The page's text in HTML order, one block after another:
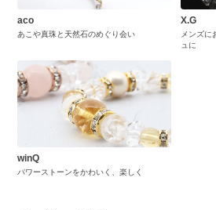
aco
あこや真珠と天然石のめぐり会い
X.G
メンズに
ュに
winQ
パワーストーンをかわいく、楽しく